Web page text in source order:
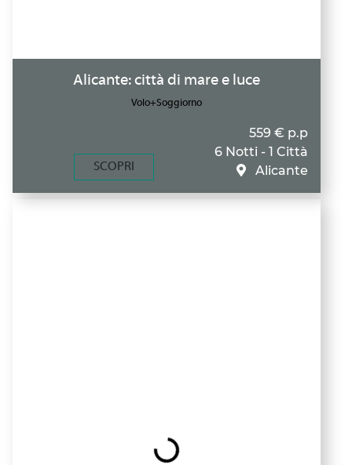
Alicante: città di mare e luce
Volo+Soggiorno
SCOPRI
559 € p.p
6 Notti - 1 Città
Alicante